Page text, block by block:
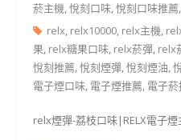
菸主機,悅刻口味,悅刻口味推薦,
relx, relx10000, relx主機,
果, relx糖果口味, relx菸彈, relx
悅刻推薦,悅刻煙彈,悅刻煙油,
電子煙口味, 電子煙推薦, 電子
relx煙彈-荔枝口味|RELX電子